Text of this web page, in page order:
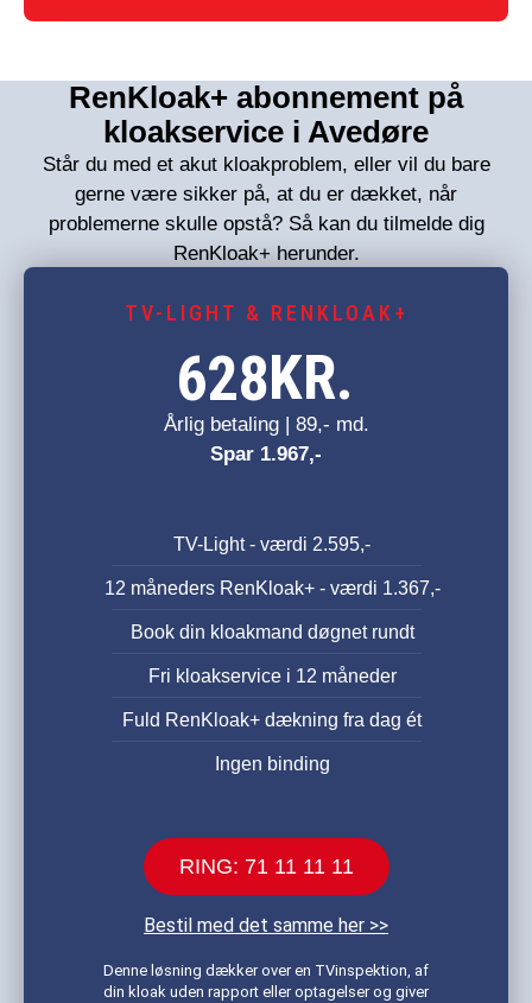
RenKloak+ abonnement på
kloakservice i Avedøre
Står du med et akut kloakproblem, eller vil du bare
gerne være sikker på, at du er dækket, når
problemerne skulle opstå? Så kan du tilmelde dig
RenKloak+ herunder.
TV-LIGHT & RENKLOAK+
628KR.
Årlig betaling | 89,- md.
Spar 1.967,-
TV-Light - værdi 2.595,-
12 måneders RenKloak+ - værdi 1.367,-
Book din kloakmand døgnet rundt
Fri kloakservice i 12 måneder
Fuld RenKloak+ dækning fra dag ét
Ingen binding
RING: 71 11 11 11
Bestil med det samme her >>
Denne løsning dækker over en TVinspektion, af
din kloak uden rapport eller optagelser og giver